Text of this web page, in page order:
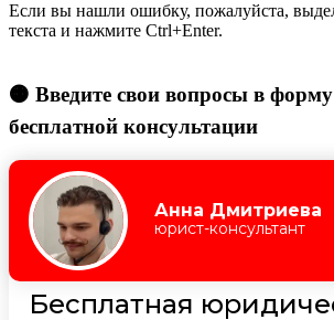
Если вы нашли ошибку, пожалуйста,
текста и нажмите Ctrl+Enter.
🟠 Введите свои вопросы в
бесплатной консультации